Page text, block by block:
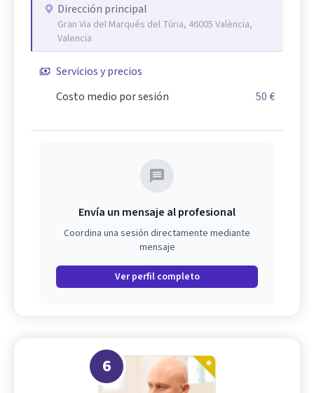
Dirección principal
Gran Via del Marqués del Túria, 46005 València,
Valencia
Servicios y precios
Costo medio por sesión
50 €
Envía un mensaje al profesional
Coordina una sesión directamente mediante
mensaje
Ver perfil completo
6